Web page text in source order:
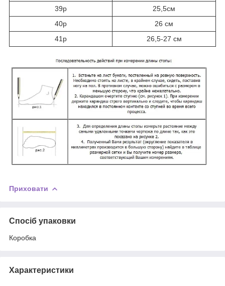
39р
25,5см
40р
26 см
41р
26,5-27 см
Приховати
Спосіб упаковки
Коробка
Характеристики